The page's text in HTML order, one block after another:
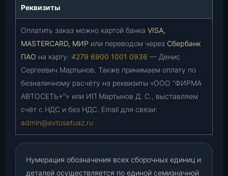
Реквизиты
Оплатить заказ можно картой банка VISA,
MASTERCARD, МИР или переводом через Сбербанк
ПАО на карту: 4279 6900 1001 0936 — Денис
Сергеевич Мартынов. Также принимаем оплату по
безналичному расчёту на реквизиты «ООО “ФИРМА
АВТОСЕТЬ+”» или ИП Мартынов Д. С., выставляем
счёт с НДС и без НДС. Email для связи:
admin@avtosetuaz.ru
Нумерация обозначения всех сборочных единиц и
деталей осуществляется по единой семизначной